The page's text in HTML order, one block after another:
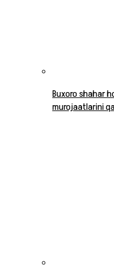
Buxoro shahar
murojaatlarini